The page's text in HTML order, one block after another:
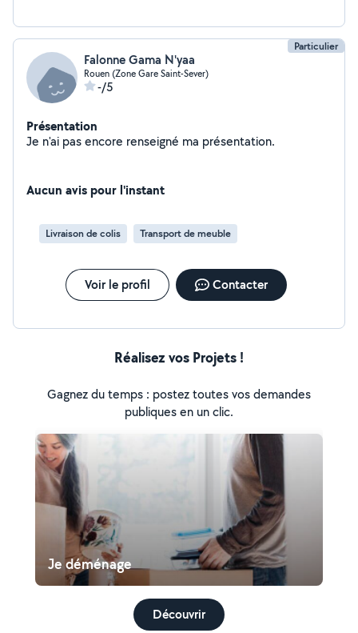
Particulier
Falonne Gama N'yaa
Rouen (Zone Gare Saint-Sever)
-/5
Présentation
Je n'ai pas encore renseigné ma présentation.
Aucun avis pour l'instant
Livraison de colis Transport de meuble
Voir le profil Contacter
Réalisez vos Projets !
Gagnez du temps : postez toutes vos demandes
publiques en un clic.
Je déménage
Découvrir